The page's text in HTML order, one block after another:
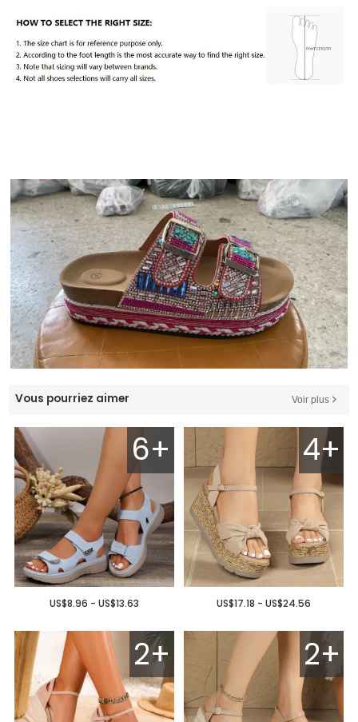
Vous pourriez aimer Voir plus
6+
US$8.96 - US$13.63
4+
US$17.18 - US$24.56
2+ 2+